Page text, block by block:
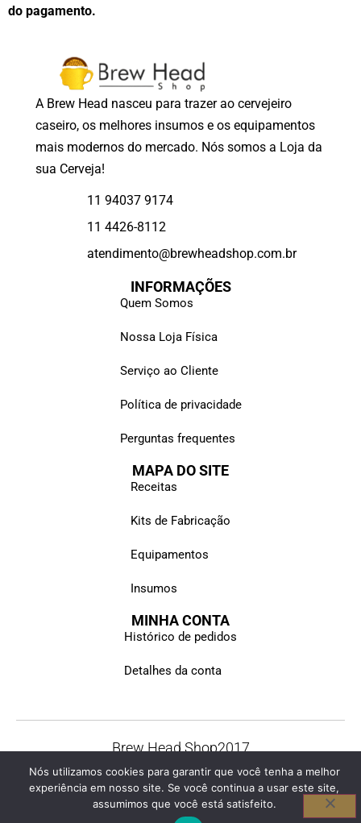
do pagamento.
A Brew Head nasceu para trazer ao cervejeiro
caseiro, os melhores insumos e os equipamentos
mais modernos do mercado. Nós somos a Loja da
sua Cerveja!
11 94037 9174
11 4426-8112
atendimento@brewheadshop.com.br
INFORMAÇÕES
Quem Somos
Nossa Loja Física
Serviço ao Cliente
Política de privacidade
Perguntas frequentes
MAPA DO SITE
Receitas
Kits de Fabricação
Equipamentos
Insumos
MINHA CONTA
Histórico de pedidos
Detalhes da conta
Brew Head Shop2017
© Todos os direitos reservados
Nós utilizamos cookies para garantir que você tenha a melhor
experiência em nosso site. Se você continua a usar este site,
assumimos que você está satisfeito.